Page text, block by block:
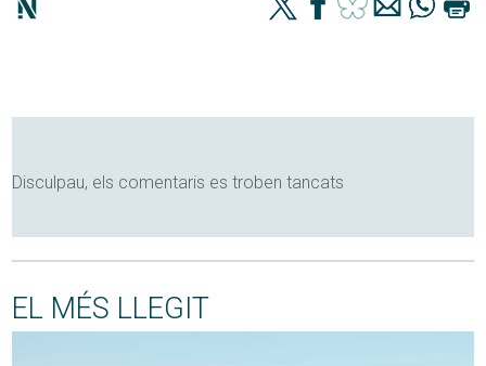
Disculpau, els comentaris es troben tancats
EL MÉS LLEGIT